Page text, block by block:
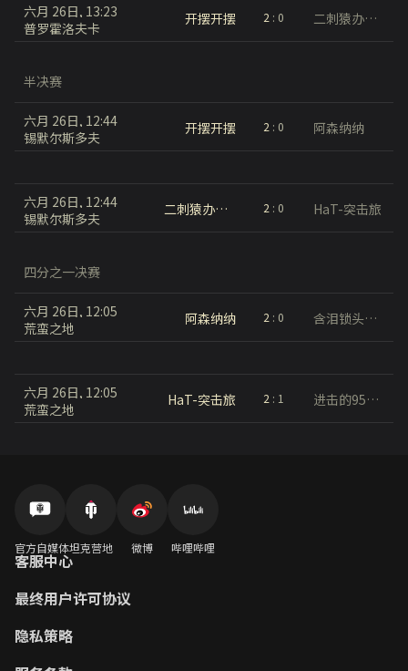
六月 26日, 13:23
普罗霍洛夫卡
开摆开摆 2 : 0 二刺猿办事儿你放心
半决赛
六月 26日, 12:44
锡默尔斯多夫
开摆开摆 2 : 0 阿森纳纳
六月 26日, 12:44
锡默尔斯多夫
二刺猿办事儿你放心 2 : 0 HaT-突击旅
四分之一决赛
六月 26日, 12:05
荒蛮之地
阿森纳纳 2 : 0 含泪锁头锁油箱
六月 26日, 12:05
荒蛮之地
HaT-突击旅 2 : 1 进击的95℡一波流
官方自媒体坦克营地 微博 哔哩哔哩
客服中心
最终用户许可协议
隐私策略